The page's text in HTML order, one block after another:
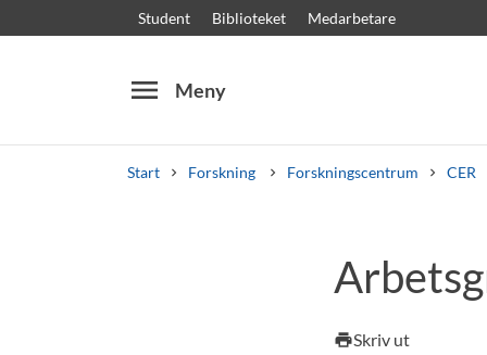
Student Biblioteket Medarbetare
menu Meny
Start Forskning Forskningscentrum CER
Kursplaner
printSkriv ut